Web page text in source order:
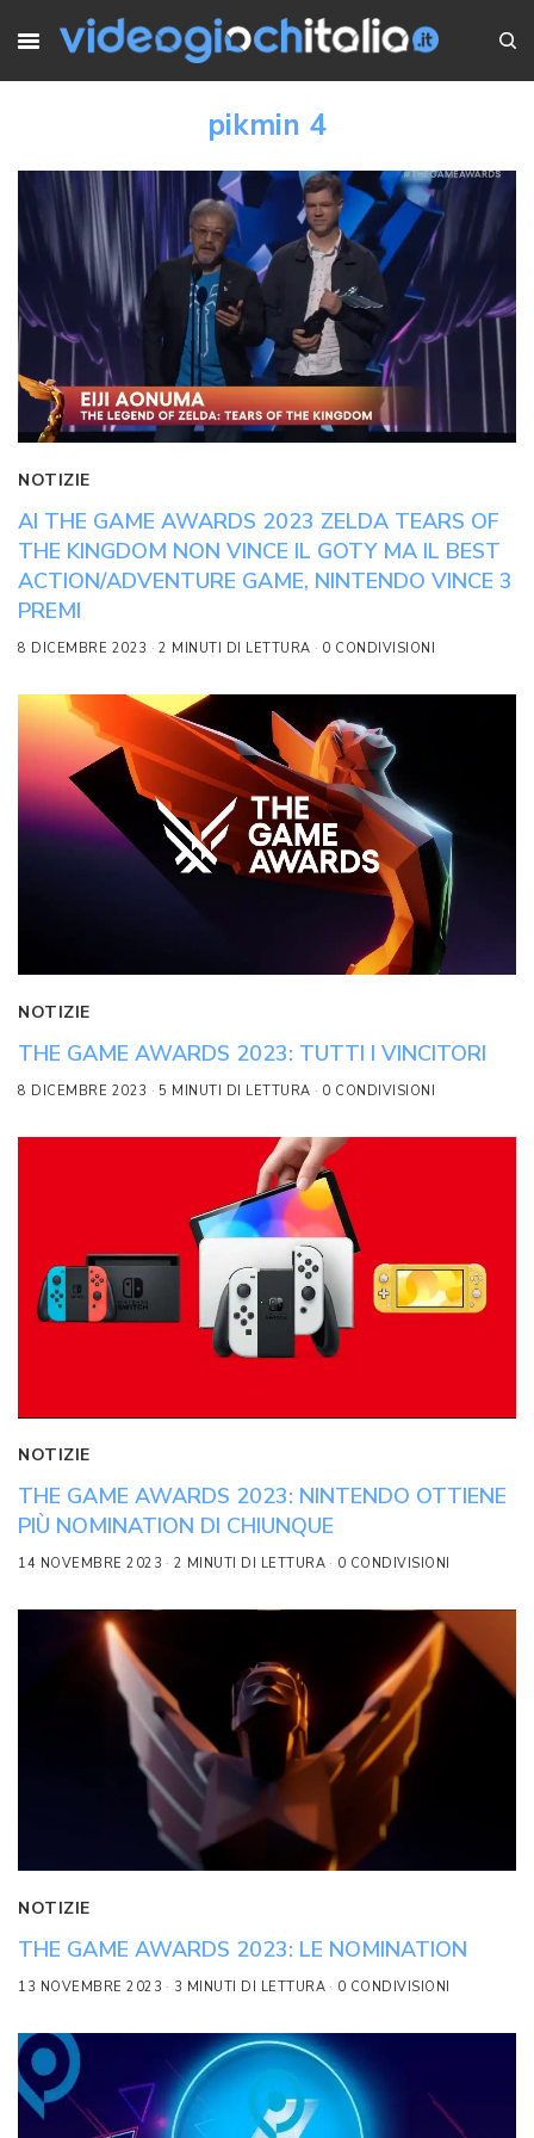
pikmin 4
NOTIZIE
AI THE GAME AWARDS 2023 ZELDA TEARS OF
THE KINGDOM NON VINCE IL GOTY MA IL BEST
ACTION/ADVENTURE GAME, NINTENDO VINCE 3
PREMI
8 DICEMBRE 2023 2 MINUTI DI LETTURA 0 CONDIVISIONI
NOTIZIE
THE GAME AWARDS 2023: TUTTI I VINCITORI
8 DICEMBRE 2023 5 MINUTI DI LETTURA 0 CONDIVISIONI
NOTIZIE
THE GAME AWARDS 2023: NINTENDO OTTIENE
PIÙ NOMINATION DI CHIUNQUE
14 NOVEMBRE 2023 2 MINUTI DI LETTURA 0 CONDIVISIONI
NOTIZIE
THE GAME AWARDS 2023: LE NOMINATION
13 NOVEMBRE 2023 3 MINUTI DI LETTURA 0 CONDIVISIONI